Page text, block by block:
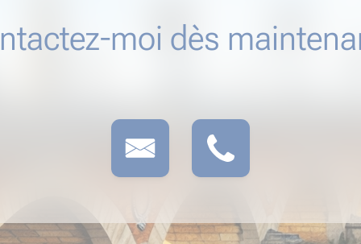
moi dès